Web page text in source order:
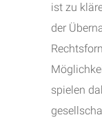
ist zu
der
spielen